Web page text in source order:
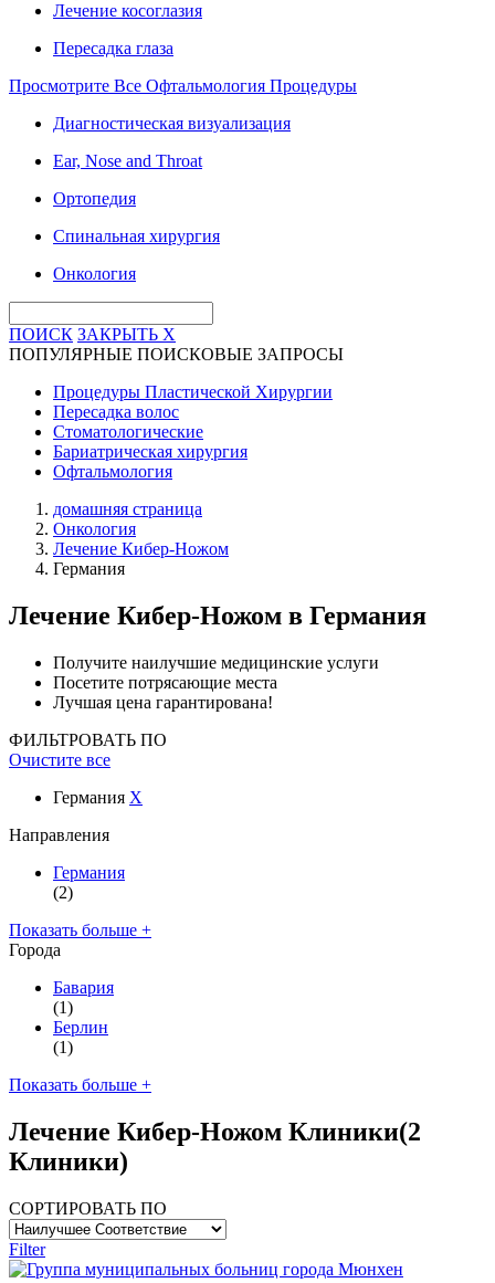
Лечение косоглазия
Пересадка глаза
Просмотрите Все Офтальмология Процедуры
Диагностическая визуализация
Ear, Nose and Throat
Ортопедия
Спинальная хирургия
Онкология
ПОИСК ЗАКРЫТЬ X
ПОПУЛЯРНЫЕ ПОИСКОВЫЕ ЗАПРОСЫ
Процедуры Пластической Хирургии
Пересадка волос
Стоматологические
Бариатрическая хирургия
Офтальмология
домашняя страница
Онкология
Лечение Кибер-Ножом
Германия
Лечение Кибер-Ножом в Германия
Получите наилучшие медицинские услуги
Посетите потрясающие места
Лучшая цена гарантирована!
ФИЛЬТРОВАТЬ ПО
Очистите все
Германия X
Направления
Германия
(2)
Показать больше +
Города
Бавария
(1)
Берлин
(1)
Показать больше +
Лечение Кибер-Ножом Клиники(2
Клиники)
СОРТИРОВАТЬ ПО
Filter